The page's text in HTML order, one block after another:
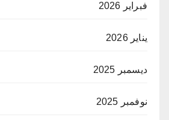
فبراير 2026
يناير 2026
ديسمبر 2025
نوفمبر 2025